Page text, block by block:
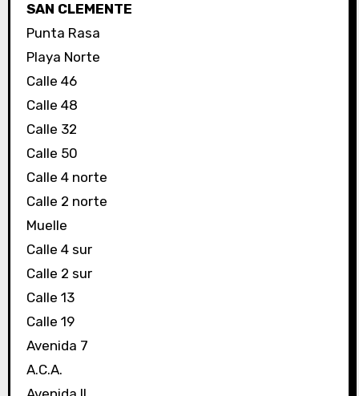
SAN CLEMENTE
Punta Rasa
Playa Norte
Calle 46
Calle 48
Calle 32
Calle 50
Calle 4 norte
Calle 2 norte
Muelle
Calle 4 sur
Calle 2 sur
Calle 13
Calle 19
Avenida 7
A.C.A.